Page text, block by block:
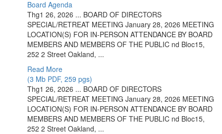
Board Agenda
Thg1 26, 2026 ... BOARD OF DIRECTORS
SPECIAL/RETREAT MEETING January 28, 2026 MEETING
LOCATION(S) FOR IN-PERSON ATTENDANCE BY BOARD
MEMBERS AND MEMBERS OF THE PUBLIC nd Bloc15,
252 2 Street Oakland, ...
Read More
(3 Mb PDF, 259 pgs)
Thg1 26, 2026 ... BOARD OF DIRECTORS
SPECIAL/RETREAT MEETING January 28, 2026 MEETING
LOCATION(S) FOR IN-PERSON ATTENDANCE BY BOARD
MEMBERS AND MEMBERS OF THE PUBLIC nd Bloc15,
252 2 Street Oakland, ...